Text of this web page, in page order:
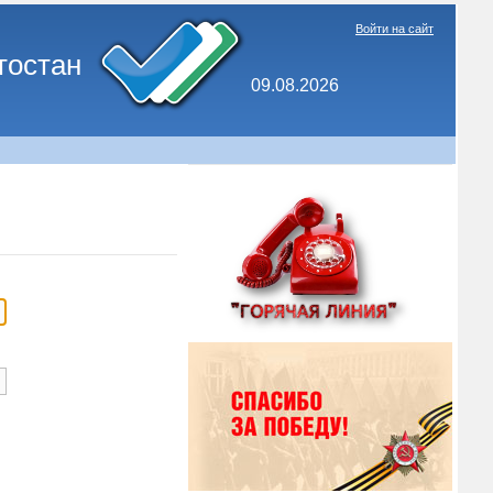
09.08.2026
Войти на сайт